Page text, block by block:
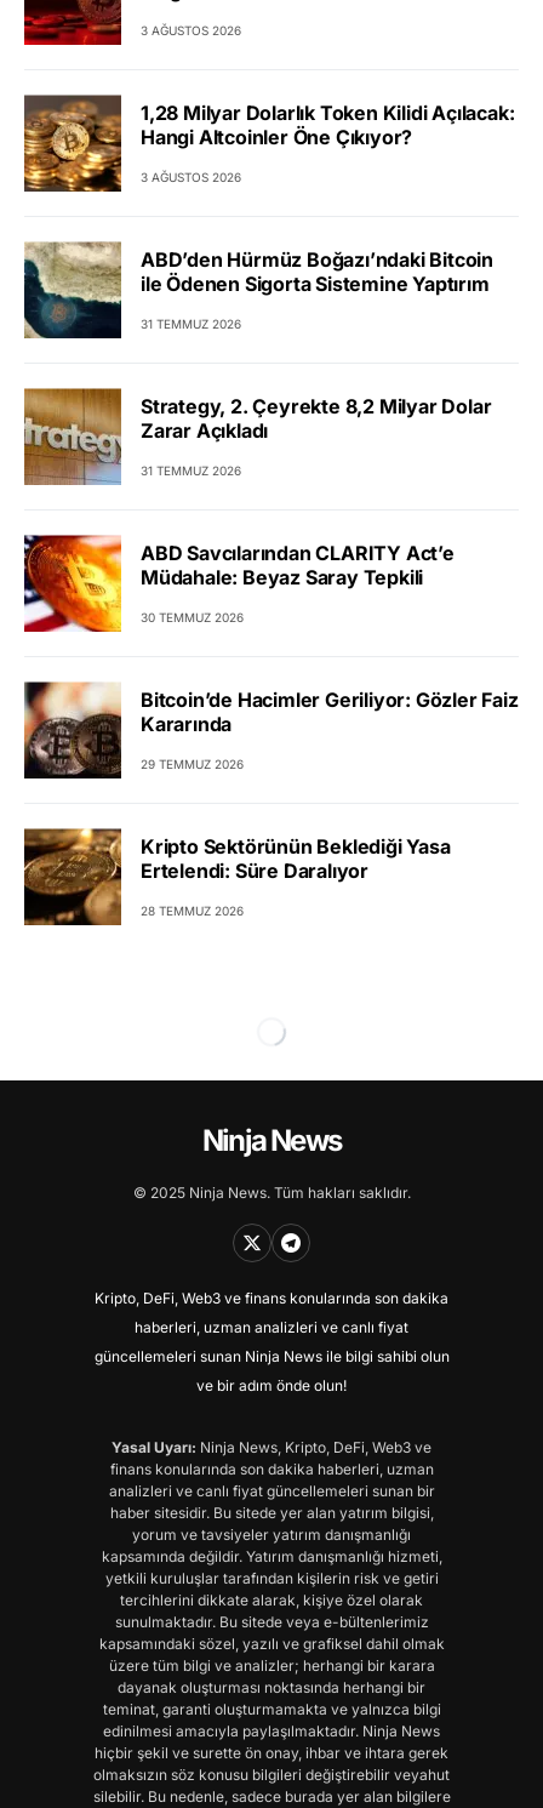
3 AĞUSTOS 2026
1,28 Milyar Dolarlık Token Kilidi Açılacak:
Hangi Altcoinler Öne Çıkıyor?
3 AĞUSTOS 2026
ABD’den Hürmüz Boğazı’ndaki Bitcoin
ile Ödenen Sigorta Sistemine Yaptırım
31 TEMMUZ 2026
Strategy, 2. Çeyrekte 8,2 Milyar Dolar
Zarar Açıkladı
31 TEMMUZ 2026
ABD Savcılarından CLARITY Act’e
Müdahale: Beyaz Saray Tepkili
30 TEMMUZ 2026
Bitcoin’de Hacimler Geriliyor: Gözler Faiz
Kararında
29 TEMMUZ 2026
Kripto Sektörünün Beklediği Yasa
Ertelendi: Süre Daralıyor
28 TEMMUZ 2026
Ninja News
© 2025 Ninja News. Tüm hakları saklıdır.
Kripto, DeFi, Web3 ve finans konularında son dakika
haberleri, uzman analizleri ve canlı fiyat
güncellemeleri sunan Ninja News ile bilgi sahibi olun
ve bir adım önde olun!
Yasal Uyarı: Ninja News, Kripto, DeFi, Web3 ve
finans konularında son dakika haberleri, uzman
analizleri ve canlı fiyat güncellemeleri sunan bir
haber sitesidir. Bu sitede yer alan yatırım bilgisi,
yorum ve tavsiyeler yatırım danışmanlığı
kapsamında değildir. Yatırım danışmanlığı hizmeti,
yetkili kuruluşlar tarafından kişilerin risk ve getiri
tercihlerini dikkate alarak, kişiye özel olarak
sunulmaktadır. Bu sitede veya e-bültenlerimiz
kapsamındaki sözel, yazılı ve grafiksel dahil olmak
üzere tüm bilgi ve analizler; herhangi bir karara
dayanak oluşturması noktasında herhangi bir
teminat, garanti oluşturmamakta ve yalnızca bilgi
edinilmesi amacıyla paylaşılmaktadır. Ninja News
hiçbir şekil ve surette ön onay, ihbar ve ihtara gerek
olmaksızın söz konusu bilgileri değiştirebilir veyahut
silebilir. Bu nedenle, sadece burada yer alan bilgilere